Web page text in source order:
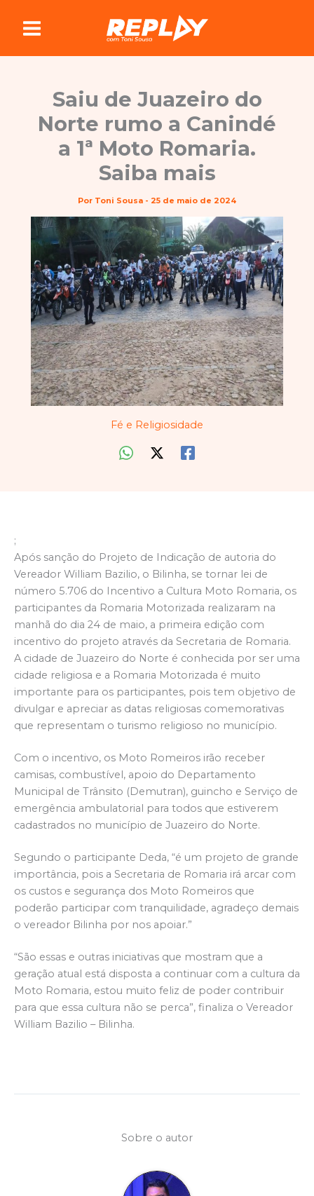
conteúdo
Saiu de Juazeiro do
Norte rumo a Canindé
a 1ª Moto Romaria.
Saiba mais
Por Toni Sousa - 25 de maio de 2024
Fé e Religiosidade
;
Após sanção do Projeto de Indicação de autoria do
Vereador William Bazilio, o Bilinha, se tornar lei de
número 5.706 do Incentivo a Cultura Moto Romaria, os
participantes da Romaria Motorizada realizaram na
manhã do dia 24 de maio, a primeira edição com
incentivo do projeto através da Secretaria de Romaria.
A cidade de Juazeiro do Norte é conhecida por ser uma
cidade religiosa e a Romaria Motorizada é muito
importante para os participantes, pois tem objetivo de
divulgar e apreciar as datas religiosas comemorativas
que representam o turismo religioso no município.
Com o incentivo, os Moto Romeiros irão receber
camisas, combustível, apoio do Departamento
Municipal de Trânsito (Demutran), guincho e Serviço de
emergência ambulatorial para todos que estiverem
cadastrados no município de Juazeiro do Norte.
Segundo o participante Deda, “é um projeto de grande
importância, pois a Secretaria de Romaria irá arcar com
os custos e segurança dos Moto Romeiros que
poderão participar com tranquilidade, agradeço demais
o vereador Bilinha por nos apoiar.”
“São essas e outras iniciativas que mostram que a
geração atual está disposta a continuar com a cultura da
Moto Romaria, estou muito feliz de poder contribuir
para que essa cultura não se perca”, finaliza o Vereador
William Bazilio – Bilinha.
Sobre o autor